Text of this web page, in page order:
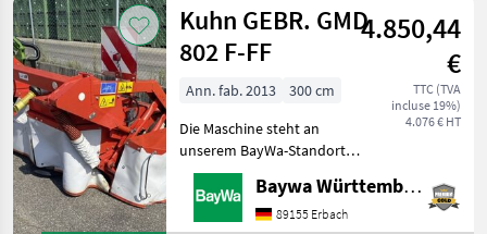
Afficher
tous
les 36
MARKETPLACE
Marketplace
Offres des
distributeurs
Petites
annonces
Kuhn GEBR. GMD
802 F-FF
4.850,44
€
TTC (TVA
incluse 19%)
4.076 € HT
Ann. fab. 2013
300 cm
Die Maschine steht an
unserem BayWa-Standort
in DE-88214
Ravensburg.Gerne steht
Ihnen Herr Schmid unter
Baywa Württemberg
89155 Erbach